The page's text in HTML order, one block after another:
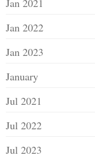
Jan 2022
Jan 2023
January
Jul 2021
Jul 2022
Jul 2023